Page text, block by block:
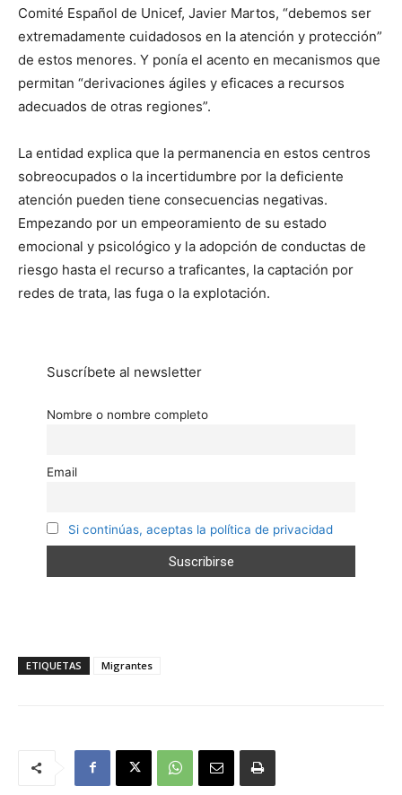
Comité Español de Unicef, Javier Martos, “debemos ser
extremadamente cuidadosos en la atención y protección”
de estos menores. Y ponía el acento en mecanismos que
permitan “derivaciones ágiles y eficaces a recursos
adecuados de otras regiones”.
La entidad explica que la permanencia en estos centros
sobreocupados o la incertidumbre por la deficiente
atención pueden tiene consecuencias negativas.
Empezando por un empeoramiento de su estado
emocional y psicológico y la adopción de conductas de
riesgo hasta el recurso a traficantes, la captación por
redes de trata, las fuga o la explotación.
Suscríbete al newsletter
Nombre o nombre completo
Email
Si continúas, aceptas la política de privacidad
ETIQUETAS Migrantes